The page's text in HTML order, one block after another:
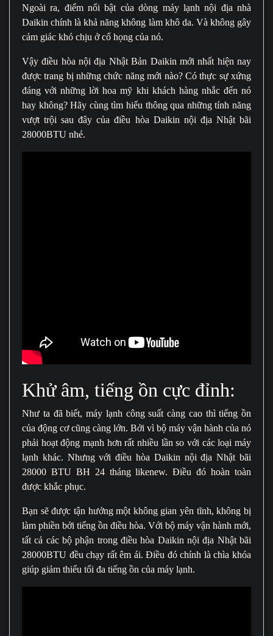
Ngoài ra, điểm nổi bật của dòng máy lạnh nội địa nhà
Daikin chính là khả năng không làm khô da. Và không gây
cảm giác khó chịu ở cổ họng của nó.
Vậy điều hòa nội địa Nhật Bản Daikin mới nhất hiện nay
được trang bị những chức năng mới nào? Có thực sự xứng
đáng với những lời hoa mỹ khi khách hàng nhắc đến nó
hay không? Hãy cùng tìm hiểu thông qua những tính năng
vượt trội sau đây của điều hòa Daikin nội địa Nhật bãi
28000BTU nhé.
Khử âm, tiếng ồn cực đỉnh:
Như ta đã biết, máy lạnh công suất càng cao thì tiếng ồn
của động cơ cũng càng lớn. Bởi vì bộ máy vận hành của nó
phải hoạt động mạnh hơn rất nhiều lần so với các loại máy
lạnh khác. Nhưng với điều hòa Daikin nội địa Nhật bãi
28000 BTU BH 24 tháng likenew. Điều đó hoàn toàn
được khắc phục.
Bạn sẽ được tận hưởng một không gian yên tĩnh, không bị
làm phiền bởi tiếng ồn điều hòa. Với bộ máy vận hành mới,
tất cả các bộ phận trong điều hòa Daikin nội địa Nhật bãi
28000BTU đều chạy rất êm ái. Điều đó chính là chìa khóa
giúp giảm thiểu tối đa tiếng ồn của máy lạnh.